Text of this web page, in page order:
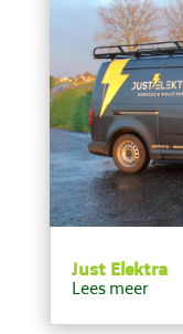
Just Elektra
Lees meer